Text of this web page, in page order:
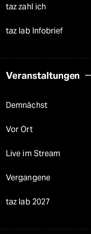
taz zahl ich
taz lab Infobrief
Veranstaltungen
Demnächst
Vor Ort
Live im Stream
Vergangene
taz lab 2027